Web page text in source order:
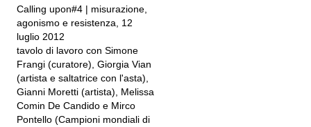
Calling upon#4 | misurazione,
agonismo e resistenza, 12
luglio 2012
tavolo di lavoro con Simone
Frangi (curatore), Giorgia Vian
(artista e saltatrice con l'asta),
Gianni Moretti (artista), Melissa
Comin De Candido e Mirco
Pontello (Campioni mondiali di